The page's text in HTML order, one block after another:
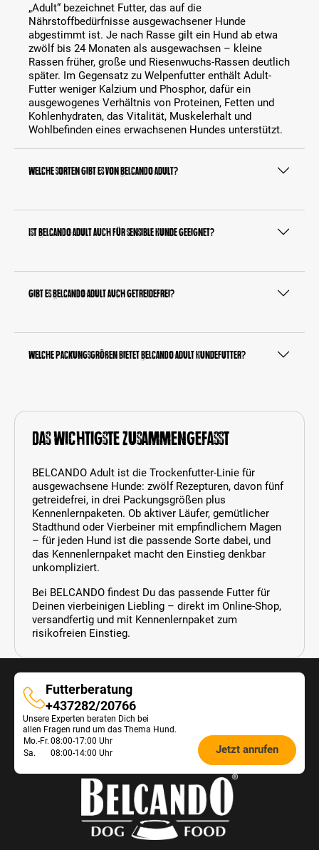
„Adult“ bezeichnet Futter, das auf die
Nährstoffbedürfnisse ausgewachsener Hunde
abgestimmt ist. Je nach Rasse gilt ein Hund ab etwa
zwölf bis 24 Monaten als ausgewachsen – kleine
Rassen früher, große und Riesenwuchs-Rassen deutlich
später. Im Gegensatz zu Welpenfutter enthält Adult-
Futter weniger Kalzium und Phosphor, dafür ein
ausgewogenes Verhältnis von Proteinen, Fetten und
Kohlenhydraten, das Vitalität, Muskelerhalt und
Wohlbefinden eines erwachsenen Hundes unterstützt.
Welche Sorten gibt es von BELCANDO Adult?
Ist BELCANDO Adult auch für sensible Hunde geeignet?
Gibt es BELCANDO Adult auch getreidefrei?
Welche Packungsgrößen bietet BELCANDO Adult Hundefutter?
Das Wichtigste zusammengefasst
BELCANDO Adult ist die Trockenfutter-Linie für
ausgewachsene Hunde: zwölf Rezepturen, davon fünf
getreidefrei, in drei Packungsgrößen plus
Kennenlernpaketen. Ob aktiver Läufer, gemütlicher
Stadthund oder Vierbeiner mit empfindlichem Magen
– für jeden Hund ist die passende Sorte dabei, und
das Kennenlernpaket macht den Einstieg denkbar
unkompliziert.
Bei BELCANDO findest Du das passende Futter für
Deinen vierbeinigen Liebling – direkt im Online-Shop,
versandfertig und mit Kennenlernpaket zum
risikofreien Einstieg.
Futterberatung
Futterberatung
+437282/20766
Unsere Experten beraten Dich bei
allen Fragen rund um das Thema Hund.
Öffnungszeiten
Futterberatung:
Mo.-Fr. 08:00-17:00 Uhr
Sa.
08:00-14:00 Uhr Jetzt anrufen